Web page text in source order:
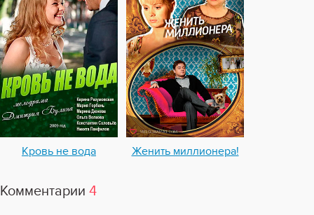
Кровь не вода Женить миллионера!
Комментарии 4